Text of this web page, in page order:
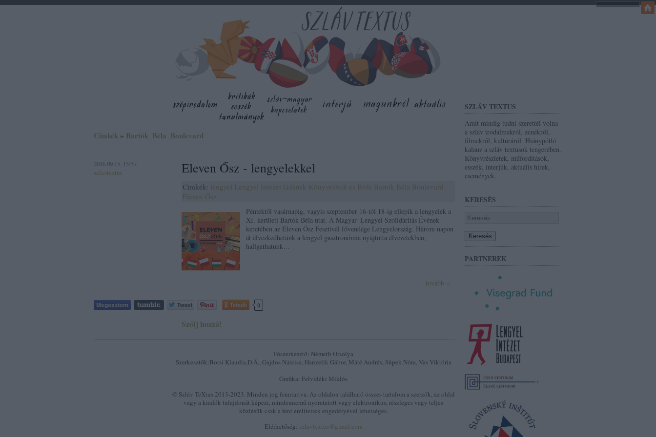
SZLÁV TEXTUS
Amit mindig tudni szerettél volna
a szláv irodalmakról, zenékről,
filmekről, kultúráról. Hiánypótló
kalauz a szláv textusok tengerében.
Könyvrészletek, műfordítások,
esszék, interjúk, aktuális hírek,
események.
KERESÉS
PARTNEREK
Címkék » Bartók_Béla_Boulevard
2016.09.15. 15:57
szlavtextus
Eleven Ősz - lengyelekkel
Címkék: lengyel Lengyel Intézet Gdansk Könyvesbolt és Büfé Bartók Béla Boulevard
Eleven Ősz
Péntektől vasárnapig, vagyis szeptember 16-tól 18-ig ellepik a lengyelek a
XI. kerületi Bartók Béla utat. A Magyar–Lengyel Szolidáritás Évének
keretében az Eleven Ősz Fesztivál fővendége Lengyelország. Három napon
át élvezkedhetünk a lengyel gasztronómia nyújtotta élvezetekben,
hallgathatunk…
tovább »
Tetszik 0
Szólj hozzá!
Főszerkesztő: Németh Orsolya
Szerkesztők:Borsi Klaudia,D.Á., Gajdos Nárcisz, Hanzelik Gábor, Máté András, Süpek Nóra, Vas Viktória
Grafika: Felvidéki Miklós
© Szláv TeXtus 2013-2023. Minden jog fenntartva. Az oldalon található összes tartalom a szerzők, az oldal
vagy a kiadók tulajdonát képezi, mindennemű nyomtatott vagy elektronikus, részleges vagy teljes
közlésük csak a fent említettek engedélyével lehetséges.
Elérhetőség: szlavtextus@gmail.com